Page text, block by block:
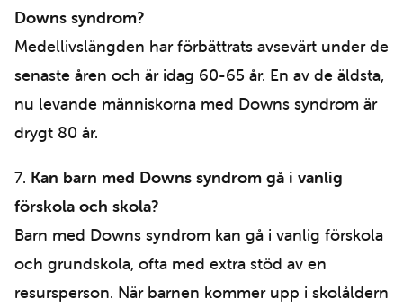
Downs syndrom?
Medellivslängden har förbättrats avsevärt under de
senaste åren och är idag 60-65 år. En av de äldsta,
nu levande människorna med Downs syndrom är
drygt 80 år.
7. Kan barn med Downs syndrom gå i vanlig
förskola och skola?
Barn med Downs syndrom kan gå i vanlig förskola
och grundskola, ofta med extra stöd av en
resursperson. När barnen kommer upp i skolåldern